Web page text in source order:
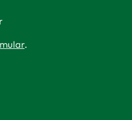
.
öffnet in neuem Tab
– öffnet in neuem Tab
auf LinkedIn – öffnet in
inspirieren – öffnet
mit uns auf Xing – öffnet
Videos auf YouTube